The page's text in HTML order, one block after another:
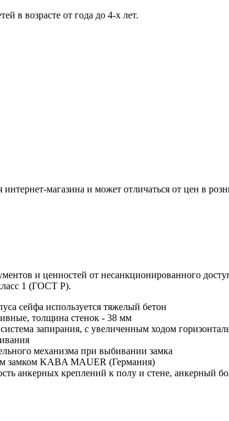
в возрасте от года до 4-х лет.
интернет-магазина и может отличаться от цен в
и ценностей от несанкционированного
1 (ГОСТ Р).
сейфа используется тяжелый бетон
толщина стенок - 38 мм
запирания, с увеличенным ходом
механизма при выбивании замка
замком KABA MAUER (Германия)
анкерных креплений к полу и стене, анкерный